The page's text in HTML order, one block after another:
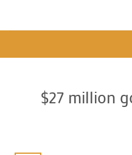
$27 million